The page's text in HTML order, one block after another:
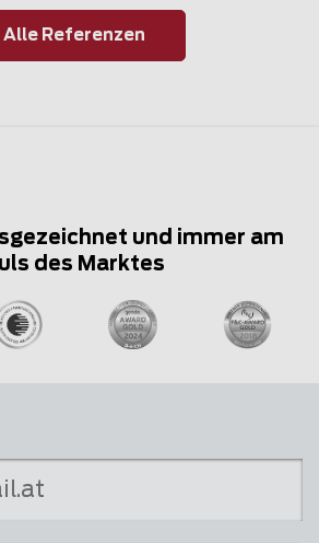
Alle Referenzen
und immer am
des Marktes